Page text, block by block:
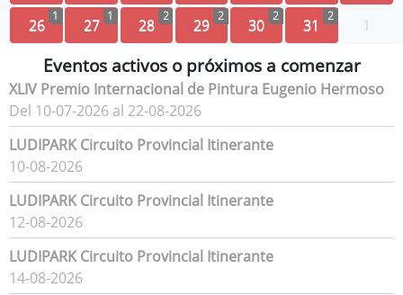
26 1 27 1 28 2 29 2 30 2 31 2 1
Eventos activos o próximos a comenzar
XLIV Premio Internacional de Pintura Eugenio Hermoso
Del 10-07-2026 al 22-08-2026
LUDIPARK Circuito Provincial Itinerante
10-08-2026
LUDIPARK Circuito Provincial Itinerante
12-08-2026
LUDIPARK Circuito Provincial Itinerante
14-08-2026